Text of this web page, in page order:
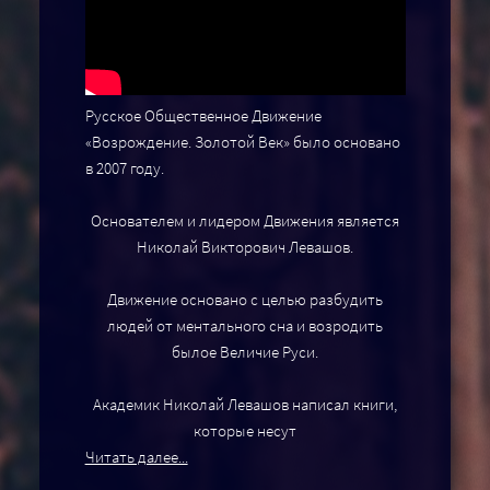
Русское Общественное Движение
«Возрождение. Золотой Век» было основано
в 2007 году.
Основателем и лидером Движения является
Николай Викторович Левашов.
Движение основано с целью разбудить
людей от ментального сна и возродить
былое Величие Руси.
Академик Николай Левашов написал книги,
которые несут
Читать далее...